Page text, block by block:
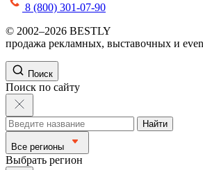
8 (800) 301-07-90
© 2002–2026 BESTLY
продажа рекламных, выставочных и
Поиск
Поиск по сайту
Найти
Все регионы
Выбрать регион